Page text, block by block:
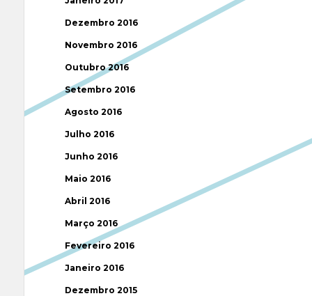
Dezembro 2016
Novembro 2016
Outubro 2016
Setembro 2016
Agosto 2016
Julho 2016
Junho 2016
Maio 2016
Abril 2016
Março 2016
Fevereiro 2016
Janeiro 2016
Dezembro 2015